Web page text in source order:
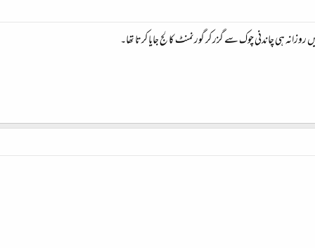
ہی چاندنی چوک سے گزر کر گورنمنٹ کالج جایا کرتا تھا۔